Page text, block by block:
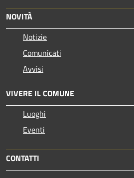
NOVITÀ
Notizie
Comunicati
Avvisi
VIVERE IL COMUNE
Luoghi
Eventi
CONTATTI